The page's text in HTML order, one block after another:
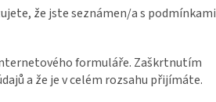
že jste seznámen/a s podmínkami
formuláře. Zaškrtnutím
a že je v celém rozsahu přijímáte.